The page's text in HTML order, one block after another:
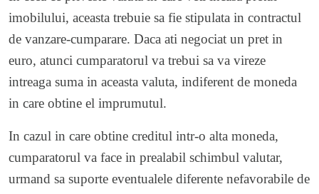
imobilului, aceasta trebuie sa fie stipulata in contractul
de vanzare-cumparare. Daca ati negociat un pret in
euro, atunci cumparatorul va trebui sa va vireze
intreaga suma in aceasta valuta, indiferent de moneda
in care obtine el imprumutul.
In cazul in care obtine creditul intr-o alta moneda,
cumparatorul va face in prealabil schimbul valutar,
urmand sa suporte eventualele diferente nefavorabile de